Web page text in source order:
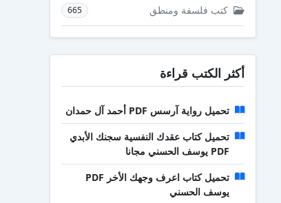
كتب فلسفة ومنطق 665
أكثر الكتب قراءة
تحميل رواية آرسس PDF أحمد آل حمدان
تحميل كتاب عقدك النفسية سجنك الأبدي
PDF يوسف الحسني مجانا
تحميل كتاب اعرف وجهك الأخر PDF
يوسف الحسني